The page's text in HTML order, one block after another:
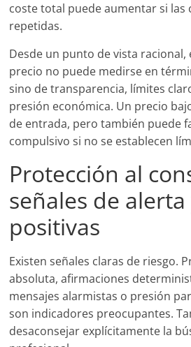
coste total puede aumentar si las
repetidas.
Desde un punto de vista
precio no puede medirse en
sino de transparencia, límites
presión económica. Un precio
de entrada, pero también puede
compulsivo si no se establecen
Protección al
señales de alerta
positivas
Existen señales claras de riesgo.
absoluta, afirmaciones
mensajes alarmistas o presión
son indicadores preocupantes.
desaconsejar explícitamente la